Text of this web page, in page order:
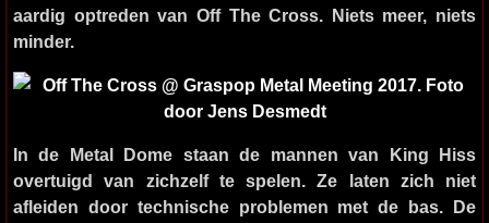
aardig optreden van Off The Cross. Niets meer, niets
minder.
In de Metal Dome staan de mannen van King Hiss
overtuigd van zichzelf te spelen. Ze laten zich niet
afleiden door technische problemen met de bas. De